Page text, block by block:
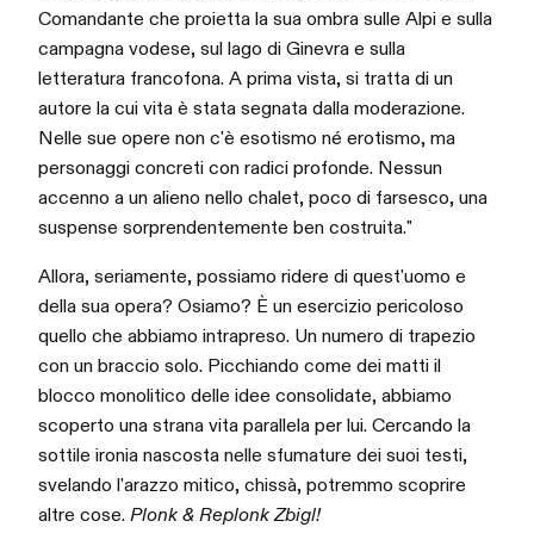
Comandante che proietta la sua ombra sulle Alpi e sulla
campagna vodese, sul lago di Ginevra e sulla
letteratura francofona. A prima vista, si tratta di un
autore la cui vita è stata segnata dalla moderazione.
Nelle sue opere non c'è esotismo né erotismo, ma
personaggi concreti con radici profonde. Nessun
accenno a un alieno nello chalet, poco di farsesco, una
suspense sorprendentemente ben costruita."
Allora, seriamente, possiamo ridere di quest'uomo e
della sua opera? Osiamo? È un esercizio pericoloso
quello che abbiamo intrapreso. Un numero di trapezio
con un braccio solo. Picchiando come dei matti il
blocco monolitico delle idee consolidate, abbiamo
scoperto una strana vita parallela per lui. Cercando la
sottile ironia nascosta nelle sfumature dei suoi testi,
svelando l'arazzo mitico, chissà, potremmo scoprire
altre cose. Plonk & Replonk Zbigl!